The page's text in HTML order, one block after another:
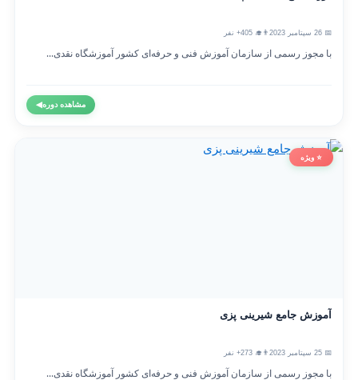
👨‍🎓 405+ نفر
با مجوز رسمی از سازمان آموزش فنی و حرفه‌ای کشور آموزشگاه نقدی...
مشاهده دوره◀
⭐ ویژه
آموزش جامع شیرینی پزی
👨‍🎓 273+ نفر
با مجوز رسمی از سازمان آموزش فنی و حرفه‌ای کشور آموزشگاه نقدی...